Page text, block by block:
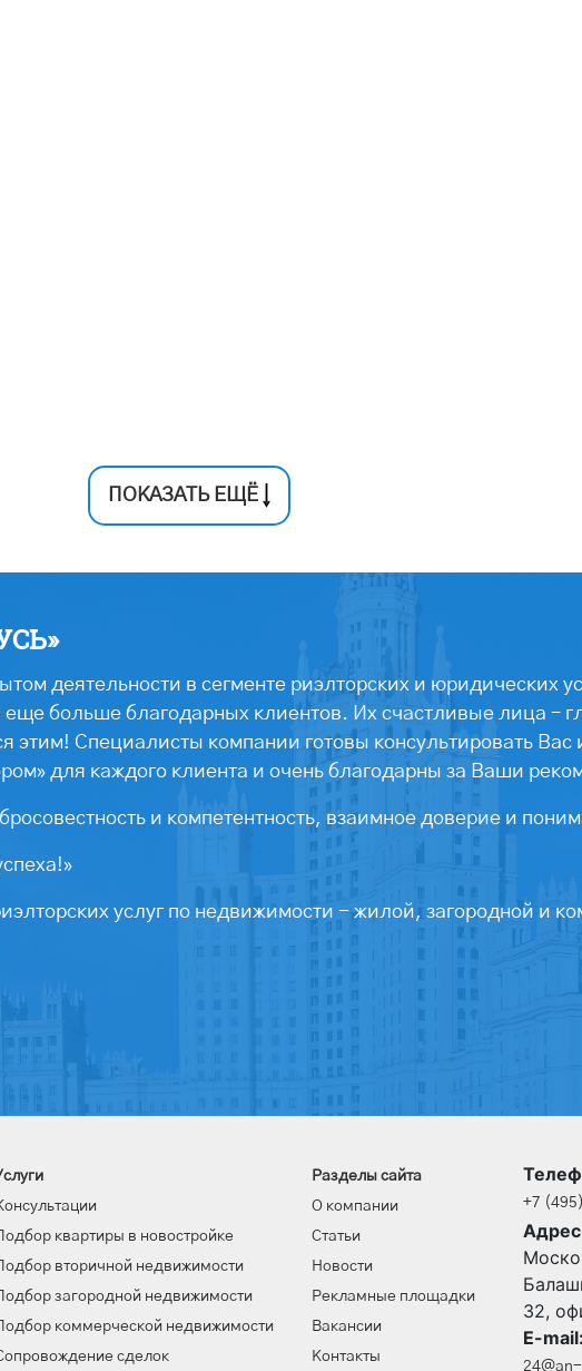
ПОКАЗАТЬ ЕЩЁ
деятельности в сегменте риэлторских и юридических
больше благодарных клиентов. Их счастливые лица –
Специалисты компании готовы консультировать Вас
для каждого клиента и очень благодарны за Ваши
и компетентность, взаимное доверие и
услуг по недвижимости - жилой, загородной и
Подбор квартиры в новостройке
Подбор вторичной недвижимости
Подбор загородной недвижимости
Подбор коммерческой недвижимости
сделок
Разделы сайта
О компании
Статьи
Новости
Рекламные площадки
Вакансии
Контакты
+7
32,
E-mail: